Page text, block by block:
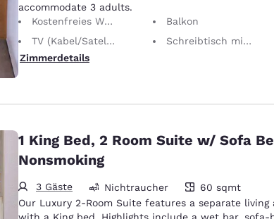
accommodate 3 adults.
Kostenfreies WLAN
Balkon
TV (Kabel/Satellit)
Schreibtisch mit ergonomischem Stuhl
Zimmerdetails
1 King Bed, 2 Room Suite w/ Sofa
Nonsmoking
3 Gäste
60 Quadratmeter
Nichtraucher
60 sqmt
Our Luxury 2-Room Suite features a separate living